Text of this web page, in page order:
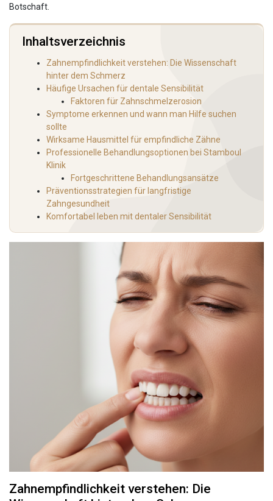
Botschaft.
Inhaltsverzeichnis
Zahnempfindlichkeit verstehen: Die Wissenschaft
hinter dem Schmerz
Häufige Ursachen für dentale Sensibilität
Faktoren für Zahnschmelzerosion
Symptome erkennen und wann man Hilfe suchen
sollte
Wirksame Hausmittel für empfindliche Zähne
Professionelle Behandlungsoptionen bei Stamboul
Klinik
Fortgeschrittene Behandlungsansätze
Präventionsstrategien für langfristige
Zahngesundheit
Komfortabel leben mit dentaler Sensibilität
Zahnempfindlichkeit verstehen: Die